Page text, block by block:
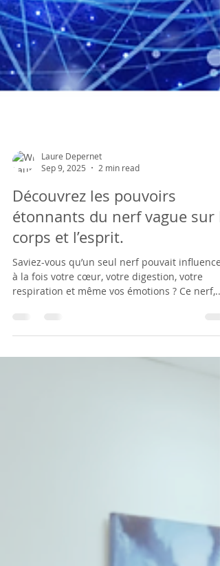
Sep 9, 2025
2 min read
Découvrez les pouvoirs
étonnants du nerf vague sur
corps et l’esprit.
Saviez-vous qu’un seul nerf pouvait influencer